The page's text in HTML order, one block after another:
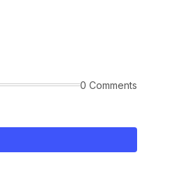
0 Comments